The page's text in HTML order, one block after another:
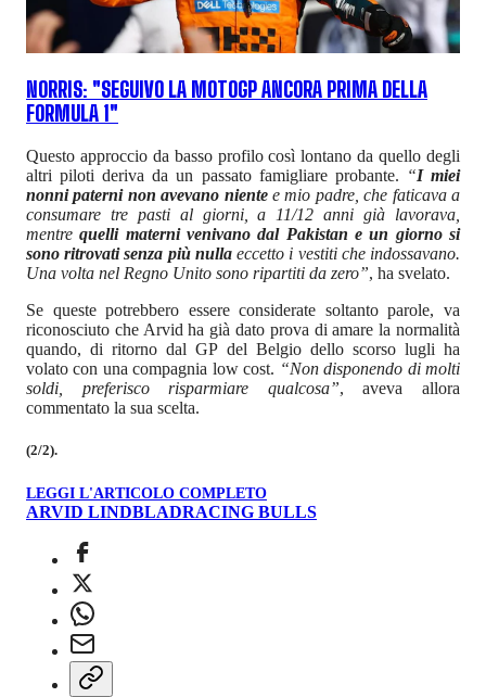
NORRIS: "SEGUIVO LA MOTOGP ANCORA PRIMA DELLA
FORMULA 1"
Questo approccio da basso profilo così lontano da quello degli
altri piloti deriva da un passato famigliare probante. “I miei
nonni paterni non avevano nientee mio padre, che faticava a
consumare tre pasti al giorni, a 11/12 anni già lavorava,
mentre quelli materni venivano dal Pakistan e un giorno si
sono ritrovati senza più nullaeccetto i vestiti che indossavano.
Una volta nel Regno Unito sono ripartiti da zero”, ha svelato.
Se queste potrebbero essere considerate soltanto parole, va
riconosciuto che Arvid ha già dato prova di amare la normalità
quando, di ritorno dal GP del Belgio dello scorso lugli ha
volato con una compagnia low cost. “Non disponendo di molti
soldi, preferisco risparmiare qualcosa”, aveva allora
commentato la sua scelta.
(2/2).
LEGGI L'ARTICOLO COMPLETO
ARVID LINDBLADRACING BULLS